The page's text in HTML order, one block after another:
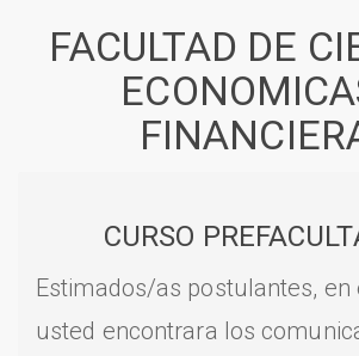
FACULTAD DE
CURSO
Estimados/as postulantes, en
usted encontrara los